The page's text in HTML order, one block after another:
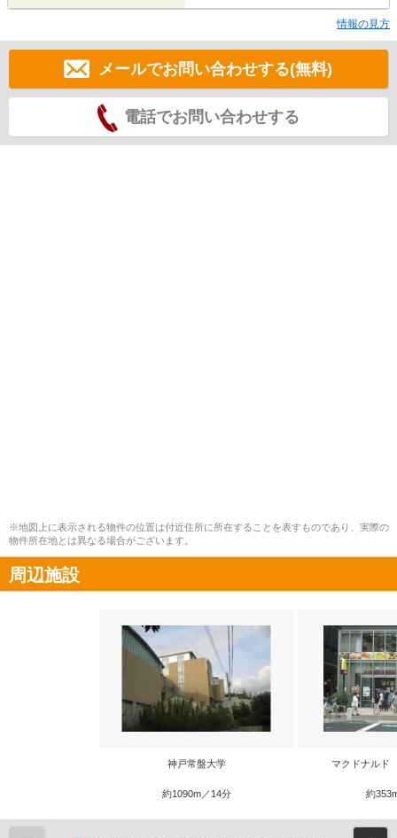
情報の見方
メールでお問い合わせする(無料)
電話でお問い合わせする
※地図上に表示される物件の位置は付近住所に所在することを表すものであり、実際の
物件所在地とは異なる場合がございます。
周辺施設
神戸常盤大学
約1090m／14分
マクドナルド
約